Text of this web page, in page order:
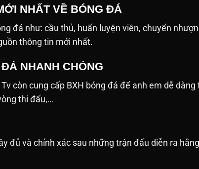
NHẤT VỀ BÓNG ĐÁ
đá như: cầu thủ, huấn luyện viên, chuyển
thông tin mới nhất.
NHANH CHÓNG
còn cung cấp BXH bóng đá để anh em dễ
thi đấu,…
đủ và chính xác sau những trận đấu diễn ra